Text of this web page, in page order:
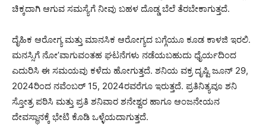
ಚಿಕ್ಕದಾಗಿ ಆಗುವ ಸಮಸ್ಯೆಗೆ ನೀವು ಬಹಳ ದೊಡ್ಡ ಬೆಲೆ ತೆರಬೇಕಾಗುತ್ತದೆ.
ದೈಹಿಕ ಆರೋಗ್ಯ ಮತ್ತು ಮಾನಸಿಕ ಆರೋಗ್ಯದ ಬಗ್ಗೆಯೂ ಕೂಡ ಕಾಳಜಿ ಇರಲಿ.
ಮನಸ್ಸಿಗೆ ನೋ’ವಾಗುವಂತಹ ಘಟನೆಗಳು ನಡೆಯಬಹುದು ಧೈರ್ಯದಿಂದ
ಎದುರಿಸಿ ಈ ಸಮಯವು ಕಳೆದು ಹೋಗುತ್ತದೆ. ಶನಿಯ ವಕ್ರ ದೃಷ್ಟಿ ಜೂನ್ 29,
2024ರಿಂದ ನವೆಂಬರ್ 15, 2024ರವರೆಗೂ ಇರುತ್ತದೆ. ಪ್ರತಿನಿತ್ಯವೂ ಶನಿ
ಸ್ತೋತ್ರ ಪಠಿಸಿ ಮತ್ತು ಪ್ರತಿ ಶನಿವಾರ ಶನೇಶ್ವರ ಹಾಗೂ ಆಂಜನೇಯನ
ದೇವಸ್ಥಾನಕ್ಕೆ ಭೇಟಿ ಕೊಡಿ ಒಳ್ಳೆಯದಾಗುತ್ತದೆ.